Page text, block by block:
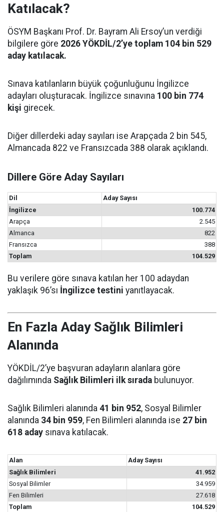
Katılacak?
ÖSYM Başkanı Prof. Dr. Bayram Ali Ersoy’un verdiği
bilgilere göre 2026 YÖKDİL/2’ye toplam 104 bin 529
aday katılacak.
Sınava katılanların büyük çoğunluğunu İngilizce
adayları oluşturacak. İngilizce sınavına 100 bin 774
kişi girecek.
Diğer dillerdeki aday sayıları ise Arapçada 2 bin 545,
Almancada 822 ve Fransızcada 388 olarak açıklandı.
Dillere Göre Aday Sayıları
Dil
Aday Sayısı
İngilizce
100.774
Arapça
2.545
Almanca
822
Fransızca
388
Toplam
104.529
Bu verilere göre sınava katılan her 100 adaydan
yaklaşık 96’sı İngilizce testini yanıtlayacak.
En Fazla Aday Sağlık Bilimleri
Alanında
YÖKDİL/2’ye başvuran adayların alanlara göre
dağılımında Sağlık Bilimleri ilk sırada bulunuyor.
Sağlık Bilimleri alanında 41 bin 952, Sosyal Bilimler
alanında 34 bin 959, Fen Bilimleri alanında ise 27 bin
618 aday sınava katılacak.
Alan
Aday Sayısı
Sağlık Bilimleri
41.952
Sosyal Bilimler
34.959
Fen Bilimleri
27.618
Toplam
104.529